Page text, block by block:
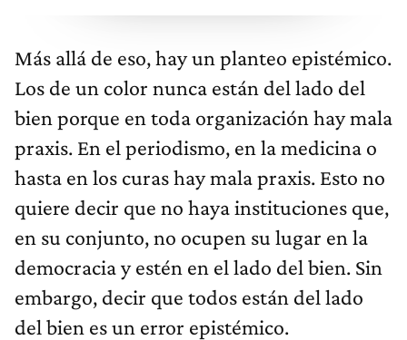
Más allá de eso, hay un planteo epistémico.
Los de un color nunca están del lado del
bien porque en toda organización hay mala
praxis. En el periodismo, en la medicina o
hasta en los curas hay mala praxis. Esto no
quiere decir que no haya instituciones que,
en su conjunto, no ocupen su lugar en la
democracia y estén en el lado del bien. Sin
embargo, decir que todos están del lado
del bien es un error epistémico.